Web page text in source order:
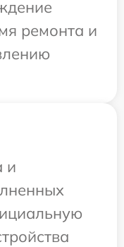
ремонта и
и